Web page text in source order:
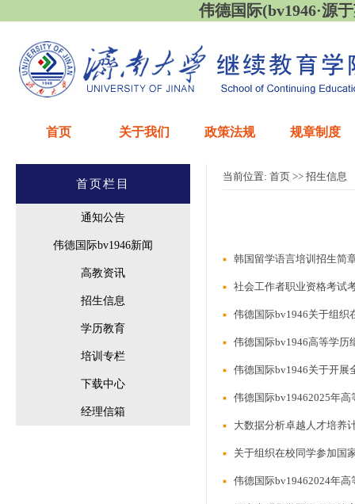
伟德国际(bv1946·源
首页 关于我们 政策法规 规章制度
首页栏目
通知公告
伟德国际bv1946新闻
高教资讯
招生信息
学历教育
培训专栏
下载中心
经理信箱
当前位置: 首页 >> 招生信息
韩国留学语言培训招生简
社会工作者职业资格考试
伟德国际bv1946关于组织
伟德国际bv1946高等学历
伟德国际bv1946关于开展
伟德国际bv19462025年
大数据分析卓越人才培养
关于组织在校同学参加国
伟德国际bv19462024年